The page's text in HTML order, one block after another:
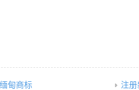
甸商标 注